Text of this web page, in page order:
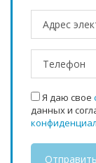
Я даю свое
данных и